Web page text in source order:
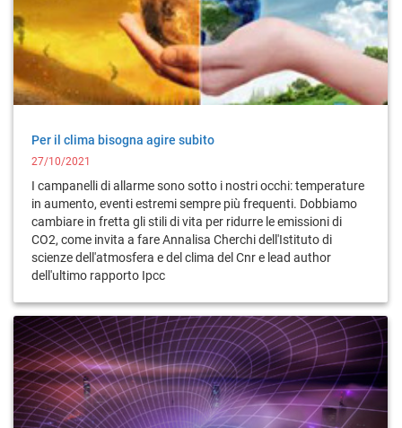
Per il clima bisogna agire subito
27/10/2021
I campanelli di allarme sono sotto i nostri occhi: temperature
in aumento, eventi estremi sempre più frequenti. Dobbiamo
cambiare in fretta gli stili di vita per ridurre le emissioni di
CO2, come invita a fare Annalisa Cherchi dell'Istituto di
scienze dell'atmosfera e del clima del Cnr e lead author
dell'ultimo rapporto Ipcc